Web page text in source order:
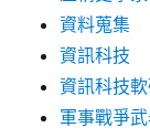
資料蒐集
資訊科技
資訊科技
軍事戰爭